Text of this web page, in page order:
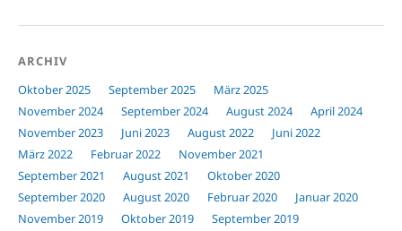
ARCHIV
Oktober 2025
September 2025
März 2025
November 2024
September 2024 August 2024
April 2024
November 2023
Juni 2023 August 2022
Juni 2022
März 2022
Februar 2022
November 2021
September 2021
August 2021
Oktober 2020
September 2020
August 2020 Februar 2020
Januar 2020
November 2019
Oktober 2019
September 2019